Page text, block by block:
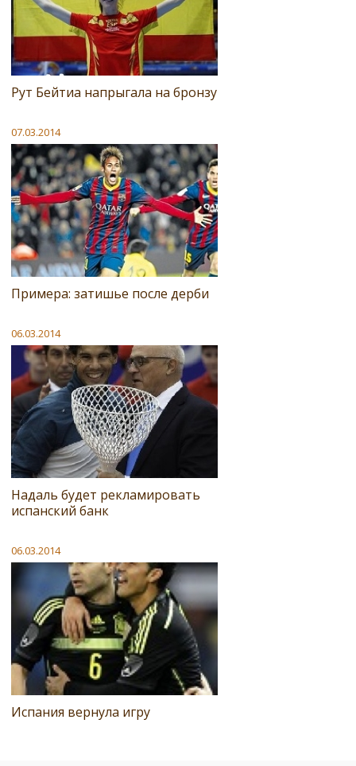
Рут Бейтиа напрыгала на бронзу
07.03.2014
Примера: затишье после дерби
06.03.2014
Надаль будет рекламировать
испанский банк
06.03.2014
Испания вернула игру